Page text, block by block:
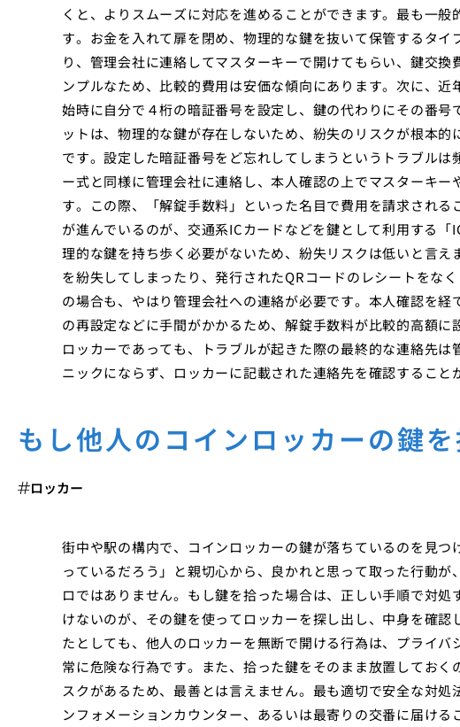
くと、よりスムーズに対応を進めることができます。最も一
す。お金を入れて扉を閉め、物理的な鍵を抜いて保管するタ
り、管理会社に連絡してマスターキーで開けてもらい、鍵交
ンプルなため、比較的費用は安価な傾向にあります。次に、
始時に自分で４桁の暗証番号を設定し、鍵の代わりにその番
ットは、物理的な鍵が存在しないため、紛失のリスクが根本
です。設定した暗証番号をど忘れしてしまうというトラブル
ー式と同様に管理会社に連絡し、本人確認の上でマスターキ
す。この際、「解錠手数料」といった名目で費用を請求され
が進んでいるのが、交通系ICカードなどを鍵として利用する
理的な鍵を持ち歩く必要がないため、紛失リスクは低いと言
を紛失してしまったり、発行されたQRコードのレシートをな
の場合も、やはり管理会社への連絡が必要です。本人確認を
の再設定などに手間がかかるため、解錠手数料が比較的高額
ロッカーであっても、トラブルが起きた際の最終的な連絡先
ニックにならず、ロッカーに記載された連絡先を確認すること
もし他人のコインロッカーの鍵を
ロッカー
街中や駅の構内で、コインロッカーの鍵が落ちているのを見
っているだろう」と親切心から、良かれと思って取った行動
ロではありません。もし鍵を拾った場合は、正しい手順で対
けないのが、その鍵を使ってロッカーを探し出し、中身を確
たとしても、他人のロッカーを無断で開ける行為は、プライ
常に危険な行為です。また、拾った鍵をそのまま放置してお
スクがあるため、最善とは言えません。最も適切で安全な対
ンフォメーションカウンター、あるいは最寄りの交番に届け